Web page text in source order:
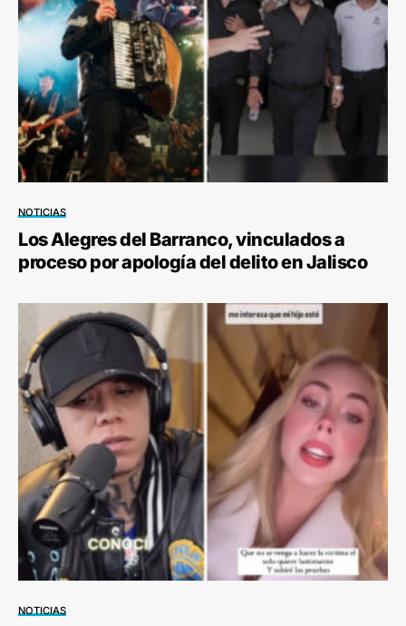
NOTICIAS
Los Alegres del Barranco, vinculados a
proceso por apología del delito en Jalisco
NOTICIAS